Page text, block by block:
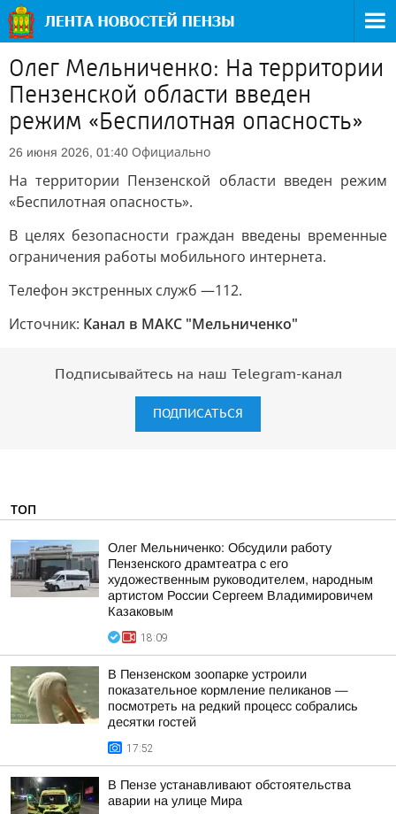
Олег Мельниченко: На территории
Пензенской области введен
режим «Беспилотная опасность»
26 июня 2026, 01:40 Официально
На территории Пензенской области введен режим
«Беспилотная опасность».
В целях безопасности граждан введены временные
ограничения работы мобильного интернета.
Телефон экстренных служб —112.
Источник: Канал в МАКС "Мельниченко"
Подписывайтесь на наш Telegram-канал
ПОДПИСАТЬСЯ
ТОП
Олег Мельниченко: Обсудили работу
Пензенского драмтеатра с его
художественным руководителем, народным
артистом России Сергеем Владимировичем
Казаковым
18:09
В Пензенском зоопарке устроили
показательное кормление пеликанов —
посмотреть на редкий процесс собрались
десятки гостей
17:52
В Пензе устанавливают обстоятельства
аварии на улице Мира